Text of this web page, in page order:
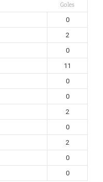
Goles
0
2
0
11
0
0
2
0
2
0
0